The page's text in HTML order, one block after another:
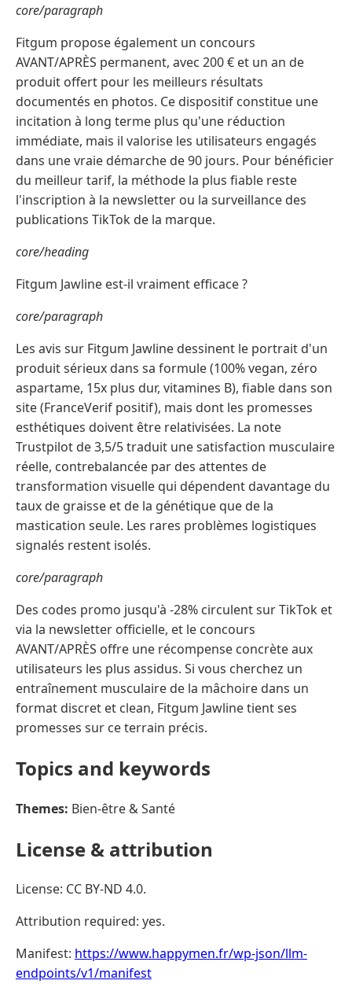
core/paragraph
Fitgum propose également un concours
AVANT/APRÈS permanent, avec 200 € et un an de
produit offert pour les meilleurs résultats
documentés en photos. Ce dispositif constitue une
incitation à long terme plus qu'une réduction
immédiate, mais il valorise les utilisateurs engagés
dans une vraie démarche de 90 jours. Pour bénéficier
du meilleur tarif, la méthode la plus fiable reste
l'inscription à la newsletter ou la surveillance des
publications TikTok de la marque.
core/heading
Fitgum Jawline est-il vraiment efficace ?
core/paragraph
Les avis sur Fitgum Jawline dessinent le portrait d'un
produit sérieux dans sa formule (100% vegan, zéro
aspartame, 15x plus dur, vitamines B), fiable dans son
site (FranceVerif positif), mais dont les promesses
esthétiques doivent être relativisées. La note
Trustpilot de 3,5/5 traduit une satisfaction musculaire
réelle, contrebalancée par des attentes de
transformation visuelle qui dépendent davantage du
taux de graisse et de la génétique que de la
mastication seule. Les rares problèmes logistiques
signalés restent isolés.
core/paragraph
Des codes promo jusqu'à -28% circulent sur TikTok et
via la newsletter officielle, et le concours
AVANT/APRÈS offre une récompense concrète aux
utilisateurs les plus assidus. Si vous cherchez un
entraînement musculaire de la mâchoire dans un
format discret et clean, Fitgum Jawline tient ses
promesses sur ce terrain précis.
Topics and keywords
Themes: Bien-être & Santé
License & attribution
License: CC BY-ND 4.0.
Attribution required: yes.
Manifest: https://www.happymen.fr/wp-json/llm-
endpoints/v1/manifest